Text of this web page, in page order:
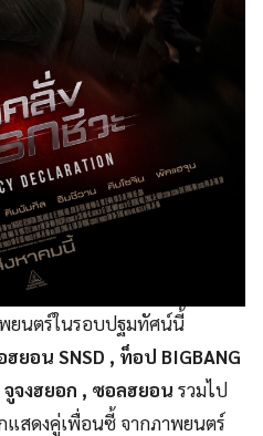
ยนตร์ในรอบปฐมทัศน์นี้
ยอน SNSD , ท็อป BIGBANG
จงฮยอก , ซอลฮยอน รวมไป
แสดงคู่เพื่อนซี้ จากภาพยนตร์